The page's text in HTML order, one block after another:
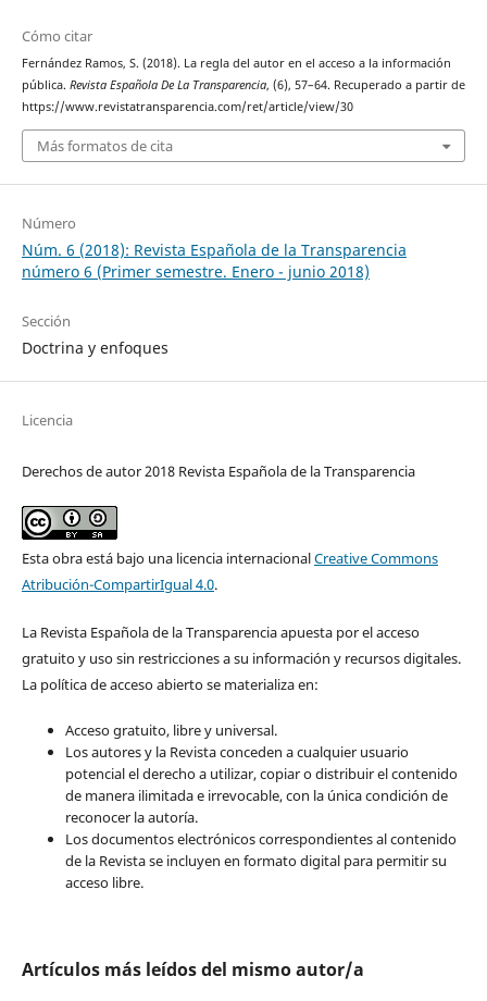
Cómo citar
Fernández Ramos, S. (2018). La regla del autor en el acceso a la información
pública. Revista Española De La Transparencia, (6), 57–64. Recuperado a partir de
https://www.revistatransparencia.com/ret/article/view/30
Más formatos de cita
Número
Núm. 6 (2018): Revista Española de la Transparencia
número 6 (Primer semestre. Enero - junio 2018)
Sección
Doctrina y enfoques
Licencia
Derechos de autor 2018 Revista Española de la Transparencia
Esta obra está bajo una licencia internacionalCreative Commons
Atribución-CompartirIgual 4.0.
La Revista Española de la Transparencia apuesta por el acceso
gratuito y uso sin restricciones a su información y recursos digitales.
La política de acceso abierto se materializa en:
Acceso gratuito, libre y universal.
Los autores y la Revista conceden a cualquier usuario
potencial el derecho a utilizar, copiar o distribuir el contenido
de manera ilimitada e irrevocable, con la única condición de
reconocer la autoría.
Los documentos electrónicos correspondientes al contenido
de la Revista se incluyen en formato digital para permitir su
acceso libre.
Artículos más leídos del mismo autor/a